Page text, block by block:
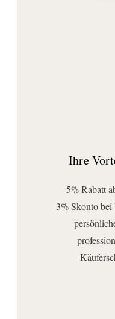
Ihre
5% Rabatt
3% Skonto